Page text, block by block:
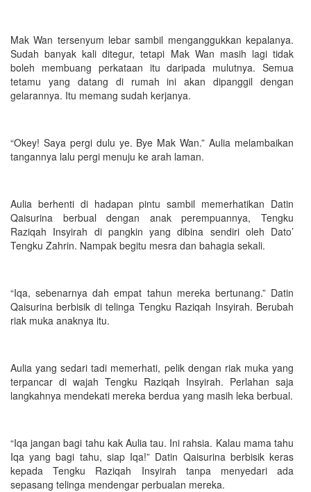
Mak Wan tersenyum lebar sambil menganggukkan kepalanya.
Sudah banyak kali ditegur, tetapi Mak Wan masih lagi tidak
boleh membuang perkataan itu daripada mulutnya. Semua
tetamu yang datang di rumah ini akan dipanggil dengan
gelarannya. Itu memang sudah kerjanya.
“Okey! Saya pergi dulu ye. Bye Mak Wan.” Aulia melambaikan
tangannya lalu pergi menuju ke arah laman.
Aulia berhenti di hadapan pintu sambil memerhatikan Datin
Qaisurina berbual dengan anak perempuannya, Tengku
Raziqah Insyirah di pangkin yang dibina sendiri oleh Dato’
Tengku Zahrin. Nampak begitu mesra dan bahagia sekali.
“Iqa, sebenarnya dah empat tahun mereka bertunang.” Datin
Qaisurina berbisik di telinga Tengku Raziqah Insyirah. Berubah
riak muka anaknya itu.
Aulia yang sedari tadi memerhati, pelik dengan riak muka yang
terpancar di wajah Tengku Raziqah Insyirah. Perlahan saja
langkahnya mendekati mereka berdua yang masih leka berbual.
“Iqa jangan bagi tahu kak Aulia tau. Ini rahsia. Kalau mama tahu
Iqa yang bagi tahu, siap Iqa!” Datin Qaisurina berbisik keras
kepada Tengku Raziqah Insyirah tanpa menyedari ada
sepasang telinga mendengar perbualan mereka.